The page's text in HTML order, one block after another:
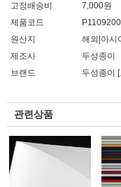
고정배송비
7,000원
제품코드
원산지
해외|아시
제조사
두성종이
브랜드
두성종이
관련상품